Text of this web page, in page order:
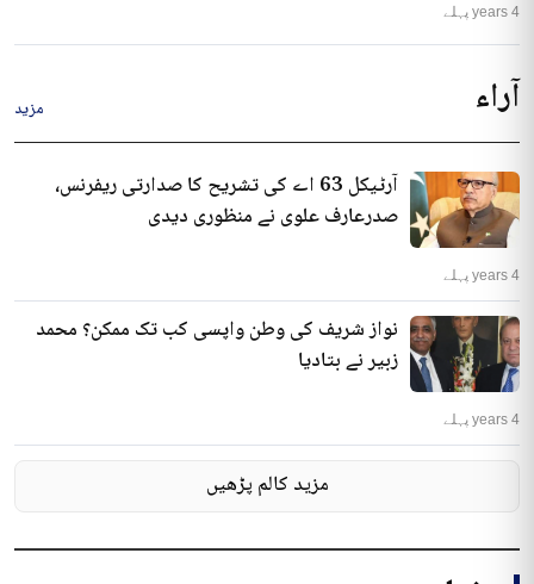
4 years پہلے
آراء مزید
آرٹیکل 63 اے کی تشریح کا صدارتی ریفرنس،
صدرعارف علوی نے منظوری دیدی
4 years پہلے
نواز شریف کی وطن واپسی کب تک ممکن؟ محمد
زبیر نے بتادیا
4 years پہلے
مزید کالم پڑھیں